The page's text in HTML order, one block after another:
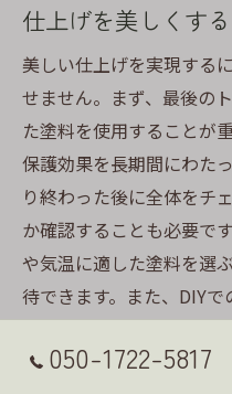
仕上げを美しくす
美しい仕上げを実現する
せません。まず、最後の
た塗料を使用することが
保護効果を長期間にわた
り終わった後に全体をチ
か確認することも必要で
や気温に適した塗料を選
待できます。また、DIYで
感も大切です。自分の手
る外壁塗装以上の価値を
050-1722-5817